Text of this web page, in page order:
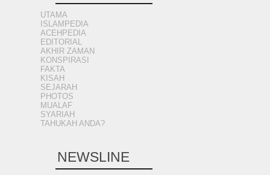
UTAMA
ISLAMPEDIA
ACEHPEDIA
EDITORIAL
AKHIR ZAMAN
KONSPIRASI
FAKTA
KISAH
SEJARAH
PHOTOS
MUALAF
SYARIAH
TAHUKAH ANDA?
NEWSLINE